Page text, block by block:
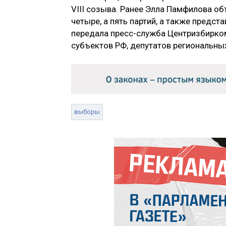
VIII созыва. Ранее Элла Памфилова
четыре, а пять партий, а также
передала пресс-служба
субъектов РФ, депутатов
выборы